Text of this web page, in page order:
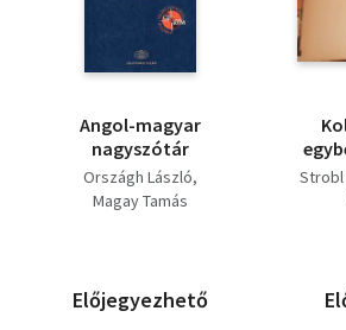
Angol-magyar
nagyszótár
Országh László
Magay Tamás
Előjegyezhető
Strobl